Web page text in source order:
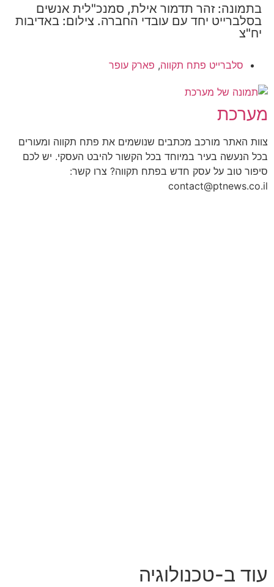
בתמונה: זהר תדמור אילת, סמנכ"לית אנשים
בסלברייט יחד עם עובדי החברה. צילום: באדיבות
יח"צ
סלברייט פתח תקווה, פארק עופר
מערכת
צוות האתר מורכב מכתבים שנושמים את פתח תקווה ומעורים
בכל הנעשה בעיר במיוחד בכל הקשור להיבט העסקי. יש לכם
סיפור טוב על עסק חדש בפתח תקווה? צרו קשר:
contact@ptnews.co.il
עוד ב-טכנולוגיה